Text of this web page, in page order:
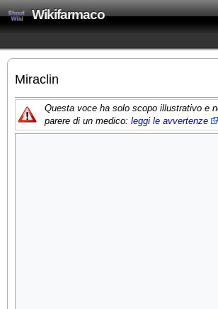
Wikifarmaco
Miraclin
Questa voce ha solo scopo illustrativo e
parere di un medico: leggi le avvertenze